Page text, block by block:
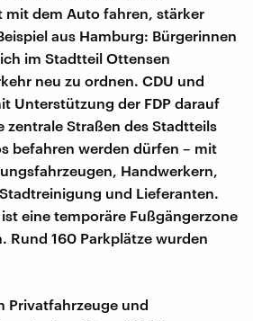
mit dem Auto fahren, stärker
aus Hamburg: Bürgerinnen
im Stadtteil Ottensen
neu zu ordnen. CDU und
Unterstützung der FDP darauf
zentrale Straßen des Stadtteils
befahren werden dürfen – mit
Handwerkern,
und Lieferanten.
eine temporäre Fußgängerzone
Rund 160 Parkplätze wurden
Privatfahrzeuge und